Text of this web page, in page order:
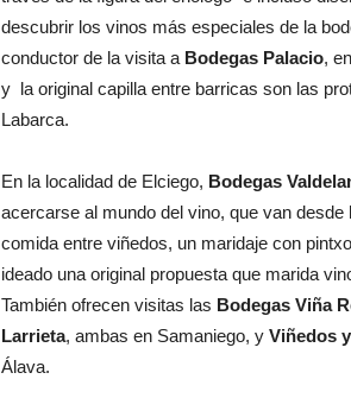
descubrir los vinos más especiales de la
conductor de la visita a Bodegas Palacio,
y la original capilla entre barricas son las
Labarca.
En la localidad de Elciego, Bodegas
acercarse al mundo del vino, que van
comida entre viñedos, un maridaje con
ideado una original propuesta que marida
También ofrecen visitas las Bodegas Viña
Larrieta, ambas en Samaniego, y Viñedos
Álava.